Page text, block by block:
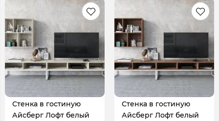
Стенка в гостиную
Айсберг Лофт белый
Стенка в гостиную
Айсберг Лофт белый